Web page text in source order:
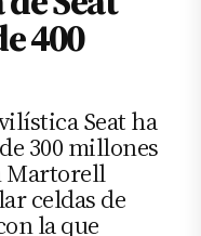
400
Seat ha
300 millones
Martorell
celdas de
la que